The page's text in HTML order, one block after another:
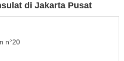
di Jakarta Pusat
n°20